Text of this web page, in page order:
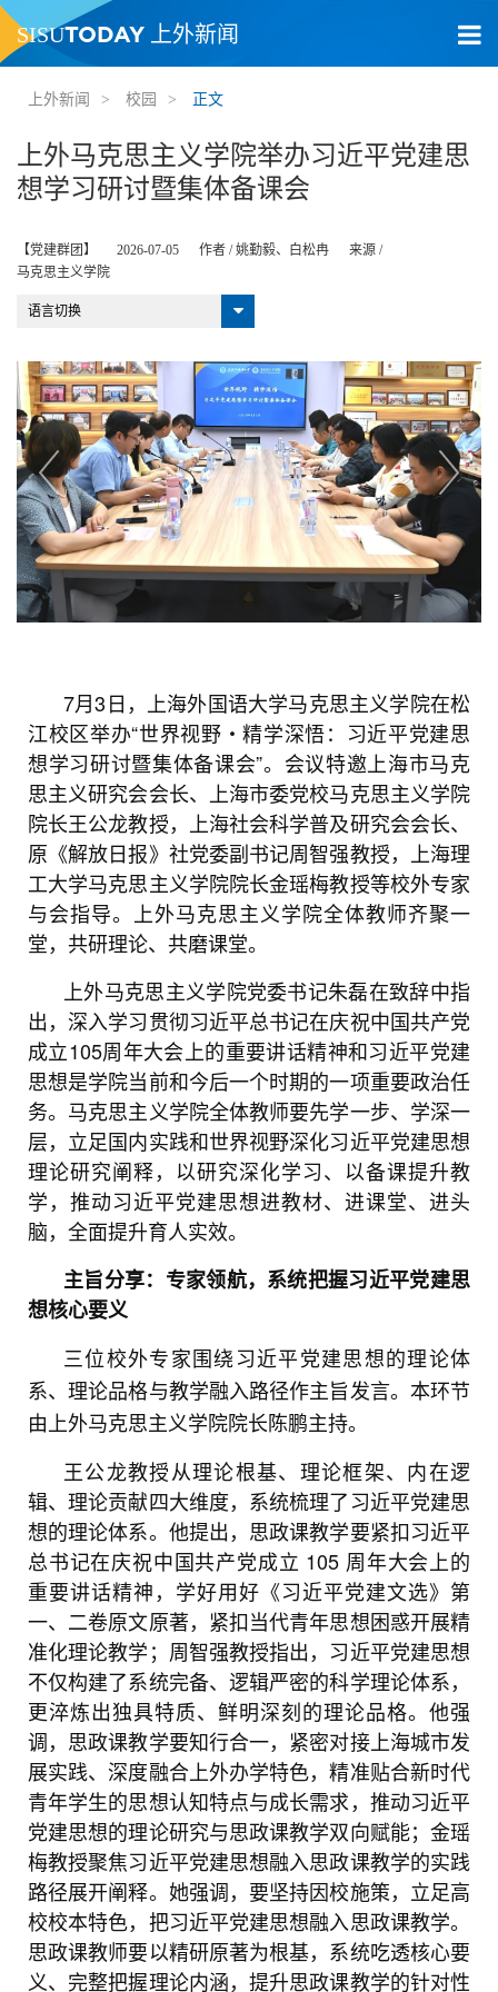
SISUTODAY 上外新闻
上外新闻 > 校园 > 正文
上外马克思主义学院举办习近平党建思
想学习研讨暨集体备课会
【党建群团】 2026-07-05 作者 /姚勤毅、白松冉
来源 /
马克思主义学院
语言切换
7月3日，上海外国语大学马克思主义学院在松
江校区举办“世界视野・精学深悟：习近平党建思
想学习研讨暨集体备课会”。会议特邀上海市马克
思主义研究会会长、上海市委党校马克思主义学院
院长王公龙教授，上海社会科学普及研究会会长、
原《解放日报》社党委副书记周智强教授，上海理
工大学马克思主义学院院长金瑶梅教授等校外专家
与会指导。上外马克思主义学院全体教师齐聚一
堂，共研理论、共磨课堂。
上外马克思主义学院党委书记朱磊在致辞中指
出，深入学习贯彻习近平总书记在庆祝中国共产党
成立105周年大会上的重要讲话精神和习近平党建
思想是学院当前和今后一个时期的一项重要政治任
务。马克思主义学院全体教师要先学一步、学深一
层，立足国内实践和世界视野深化习近平党建思想
理论研究阐释，以研究深化学习、以备课提升教
学，推动习近平党建思想进教材、进课堂、进头
脑，全面提升育人实效。
主旨分享： 专家领航，系统把握习近平党建思
想核心要义
三位校外专家围绕习近平党建思想的理论体
系、理论品格与教学融入路径作主旨发言。本环节
由上外马克思主义学院院长陈鹏主持。
王公龙教授从理论根基、理论框架、内在逻
辑、理论贡献四大维度，系统梳理了习近平党建思
想的理论体系。他提出，思政课教学要紧扣习近平
总书记在庆祝中国共产党成立 105 周年大会上的
重要讲话精神，学好用好《习近平党建文选》第
一、二卷原文原著，紧扣当代青年思想困惑开展精
准化理论教学；周智强教授指出，习近平党建思想
不仅构建了系统完备、逻辑严密的科学理论体系，
更淬炼出独具特质、鲜明深刻的理论品格。他强
调，思政课教学要知行合一，紧密对接上海城市发
展实践、深度融合上外办学特色，精准贴合新时代
青年学生的思想认知特点与成长需求，推动习近平
党建思想的理论研究与思政课教学双向赋能；金瑶
梅教授聚焦习近平党建思想融入思政课教学的实践
路径展开阐释。她强调，要坚持因校施策，立足高
校校本特色，把习近平党建思想融入思政课教学。
思政课教师要以精研原著为根基，系统吃透核心要
义、完整把握理论内涵，提升思政课教学的针对性